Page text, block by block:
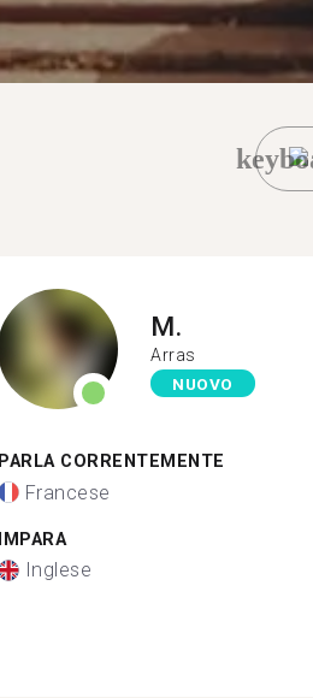
M.
Arras
NUOVO
PARLA CORRENTEMENTE
Francese
IMPARA
Inglese